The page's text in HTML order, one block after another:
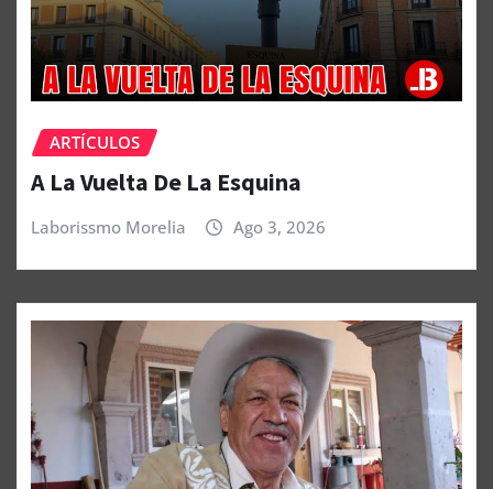
ARTÍCULOS
A La Vuelta De La Esquina
Laborissmo Morelia Ago 3, 2026